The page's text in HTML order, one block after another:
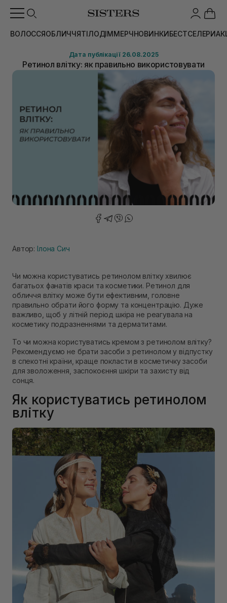
ВОЛОССЯОБЛИЧЧЯТІЛОДІММЕРЧНОВИНКИБЕСТСЕЛЕРИ
Дата публікації 26.08.2025
Ретинол влітку: як правильно використовувати
Автор: Ілона Сич
Чи можна користуватись ретинолом влітку хвилює
багатьох фанатів краси та косметики. Ретинол для
обличчя влітку може бути ефективним, головне
правильно обрати його форму та концентрацію. Дуже
важливо, щоб у літній період шкіра не реагувала на
косметику подразненнями та дерматитами.
То чи можна користуватись кремом з ретинолом влітку?
Рекомендуємо не брати засоби з ретинолом у відпустку
в спекотні країни, краще покласти в косметичку засоби
для зволоження, заспокоєння шкіри та захисту від
сонця.
Як користуватись ретинолом
влітку